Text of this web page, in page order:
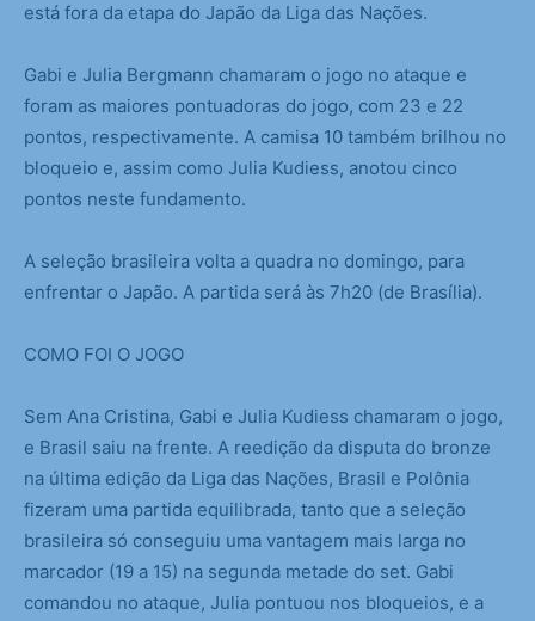
está fora da etapa do Japão da Liga das Nações.
Gabi e Julia Bergmann chamaram o jogo no ataque e
foram as maiores pontuadoras do jogo, com 23 e 22
pontos, respectivamente. A camisa 10 também brilhou no
bloqueio e, assim como Julia Kudiess, anotou cinco
pontos neste fundamento.
A seleção brasileira volta a quadra no domingo, para
enfrentar o Japão. A partida será às 7h20 (de Brasília).
COMO FOI O JOGO
Sem Ana Cristina, Gabi e Julia Kudiess chamaram o jogo,
e Brasil saiu na frente. A reedição da disputa do bronze
na última edição da Liga das Nações, Brasil e Polônia
fizeram uma partida equilibrada, tanto que a seleção
brasileira só conseguiu uma vantagem mais larga no
marcador (19 a 15) na segunda metade do set. Gabi
comandou no ataque, Julia pontuou nos bloqueios, e a